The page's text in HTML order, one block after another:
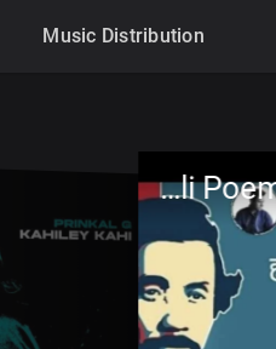
Music Distribution
Hari Bhakta Katuwal - Rahar_हरिभक्त कटुवाल - रहर _Nepali Poem_नेपाली कविता